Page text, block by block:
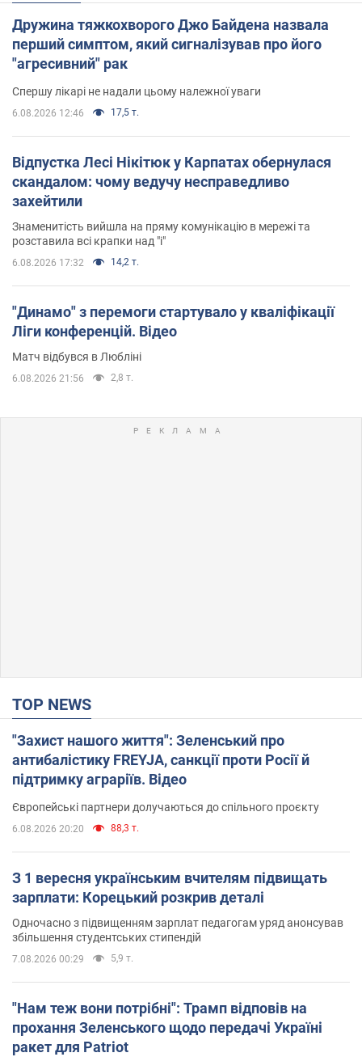
Дружина тяжкохворого Джо Байдена назвала
перший симптом, який сигналізував про його
"агресивний" рак
Спершу лікарі не надали цьому належної уваги
6.08.2026 12:46 17,5 т.
Відпустка Лесі Нікітюк у Карпатах обернулася
скандалом: чому ведучу несправедливо
захейтили
Знаменитість вийшла на пряму комунікацію в мережі та
розставила всі крапки над "і"
6.08.2026 17:32 14,2 т.
"Динамо" з перемоги стартувало у кваліфікації
Ліги конференцій. Відео
Матч відбувся в Любліні
6.08.2026 21:56 2,8 т.
TOP NEWS
"Захист нашого життя": Зеленський про
антибалістику FREYJA, санкції проти Росії й
підтримку аграріїв. Відео
Європейські партнери долучаються до спільного проєкту
6.08.2026 20:20 88,3 т.
З 1 вересня українським вчителям підвищать
зарплати: Корецький розкрив деталі
Одночасно з підвищенням зарплат педагогам уряд анонсував
збільшення студентських стипендій
7.08.2026 00:29 5,9 т.
"Нам теж вони потрібні": Трамп відповів на
прохання Зеленського щодо передачі Україні
ракет для Patriot